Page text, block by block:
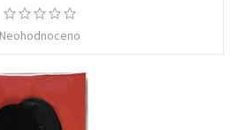
Neohodnoceno